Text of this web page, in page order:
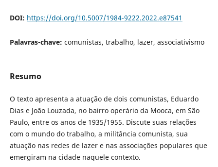
DOI: https://doi.org/10.5007/1984-9222.2022.e87541
Palavras-chave: comunistas, trabalho, lazer, associativismo
Resumo
O texto apresenta a atuação de dois comunistas, Eduardo
Dias e João Louzada, no bairro operário da Mooca, em São
Paulo, entre os anos de 1935/1955. Discute suas relações
com o mundo do trabalho, a militância comunista, sua
atuação nas redes de lazer e nas associações populares que
emergiram na cidade naquele contexto.